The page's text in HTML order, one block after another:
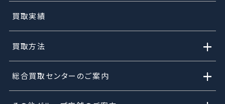
買取実績
買取方法 +
総合買取センターのご案内 +